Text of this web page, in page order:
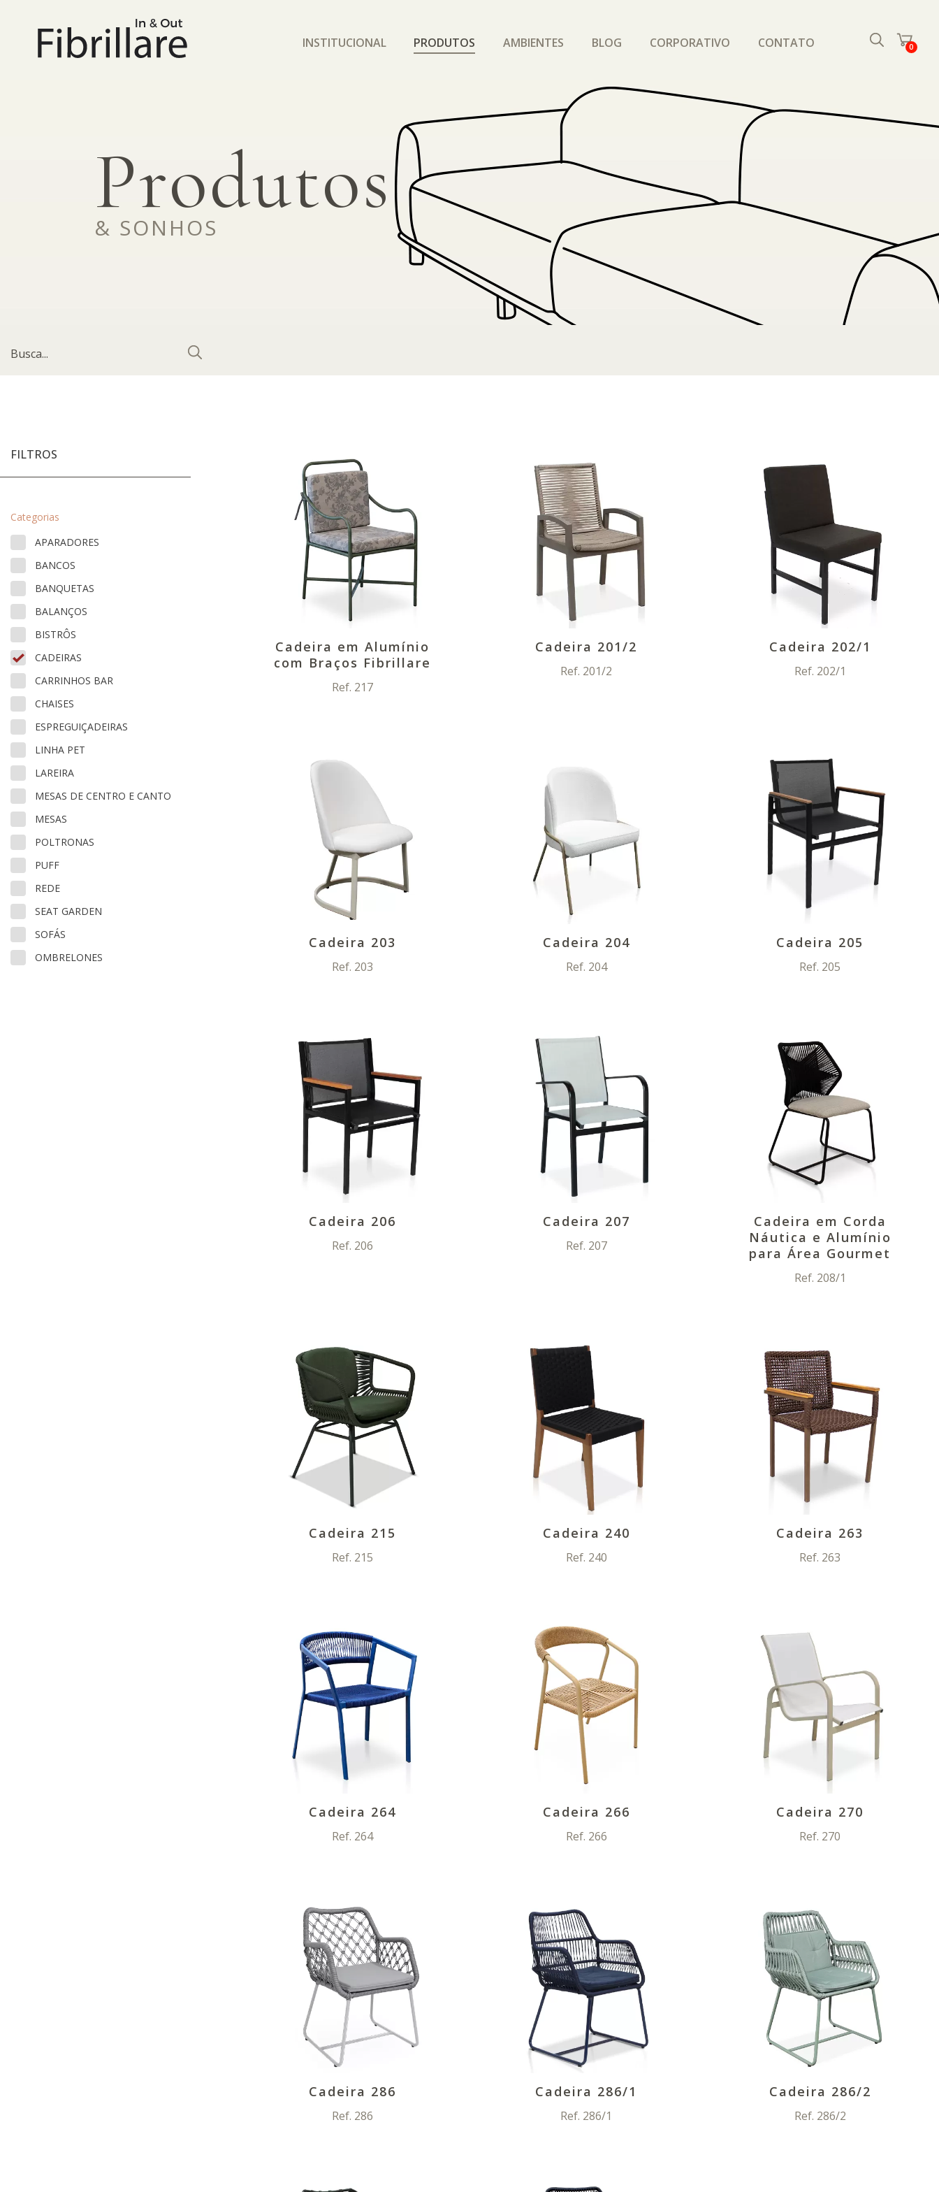
INSTITUCIONAL PRODUTOS AMBIENTES BLOG CORPORATIVO CONTATO 0
Produtos
& SONHOS
FILTROS
Categorias
APARADORES
BANCOS
BANQUETAS
BALANÇOS
BISTRÔS
CADEIRAS
CARRINHOS BAR
CHAISES
ESPREGUIÇADEIRAS
LINHA PET
LAREIRA
MESAS DE CENTRO E CANTO
MESAS
POLTRONAS
PUFF
REDE
SEAT GARDEN
SOFÁS
OMBRELONES
Cadeira em Alumínio
com Braços Fibrillare
Ref. 217
Cadeira 201/2
Ref. 201/2
Cadeira 202/1
Ref. 202/1
Cadeira 203
Ref. 203
Cadeira 204
Ref. 204
Cadeira 205
Ref. 205
Cadeira 206
Ref. 206
Cadeira 207
Ref. 207
Cadeira em Corda
Náutica e Alumínio
para Área Gourmet
Ref. 208/1
Cadeira 215
Ref. 215
Cadeira 240
Ref. 240
Cadeira 263
Ref. 263
Cadeira 264
Ref. 264
Cadeira 266
Ref. 266
Cadeira 270
Ref. 270
Cadeira 286
Ref. 286
Cadeira 286/1
Ref. 286/1
Cadeira 286/2
Ref. 286/2